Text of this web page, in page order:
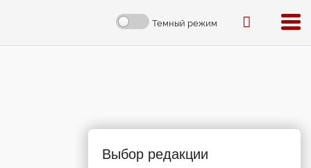
Темный режим
Выбор редакции